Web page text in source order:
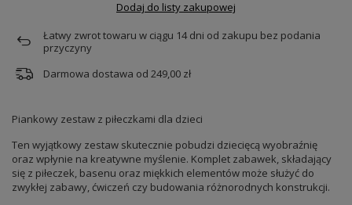
Dodaj do listy zakupowej
Łatwy zwrot towaru w ciągu 14dni od zakupu bez podania
przyczyny
Darmowa dostawa od 249,00 zł
Piankowy zestaw z piłeczkami dla dzieci
Ten wyjątkowy zestaw skutecznie pobudzi dziecięcą wyobraźnię
oraz wpłynie na kreatywne myślenie. Komplet zabawek, składający
się z piłeczek, basenu oraz miękkich elementów może służyć do
zwykłej zabawy, ćwiczeń czy budowania różnorodnych konstrukcji.